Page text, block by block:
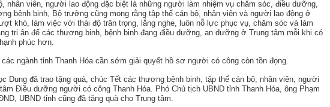
nhân viên, người lao động đặc biệt là những người làm nhiệm vụ chăm sóc, điều dưỡng,
bệnh binh, Bộ trưởng cũng mong rằng tập thể cán bộ, nhân viên và người lao động ở
khó, làm việc với thái độ trân trọng, lắng nghe, luôn nỗ lực phục vụ, chăm sóc và làm
tri ân để các thương binh, bệnh binh đang điều dưỡng, an dưỡng ở Trung tâm mỗi khi có
phúc hơn.
ngành tỉnh Thanh Hóa cần sớm giải quyết hồ sơ người có công còn tồn đọng.
Dung đã trao tặng quà, chúc Tết các thương bệnh binh, tập thể cán bộ, nhân viên, người
Điều dưỡng người có công Thanh Hóa. Phó Chủ tịch UBND tỉnh Thanh Hóa, ông Phạm
UBND tỉnh cũng đã tặng quà cho Trung tâm.